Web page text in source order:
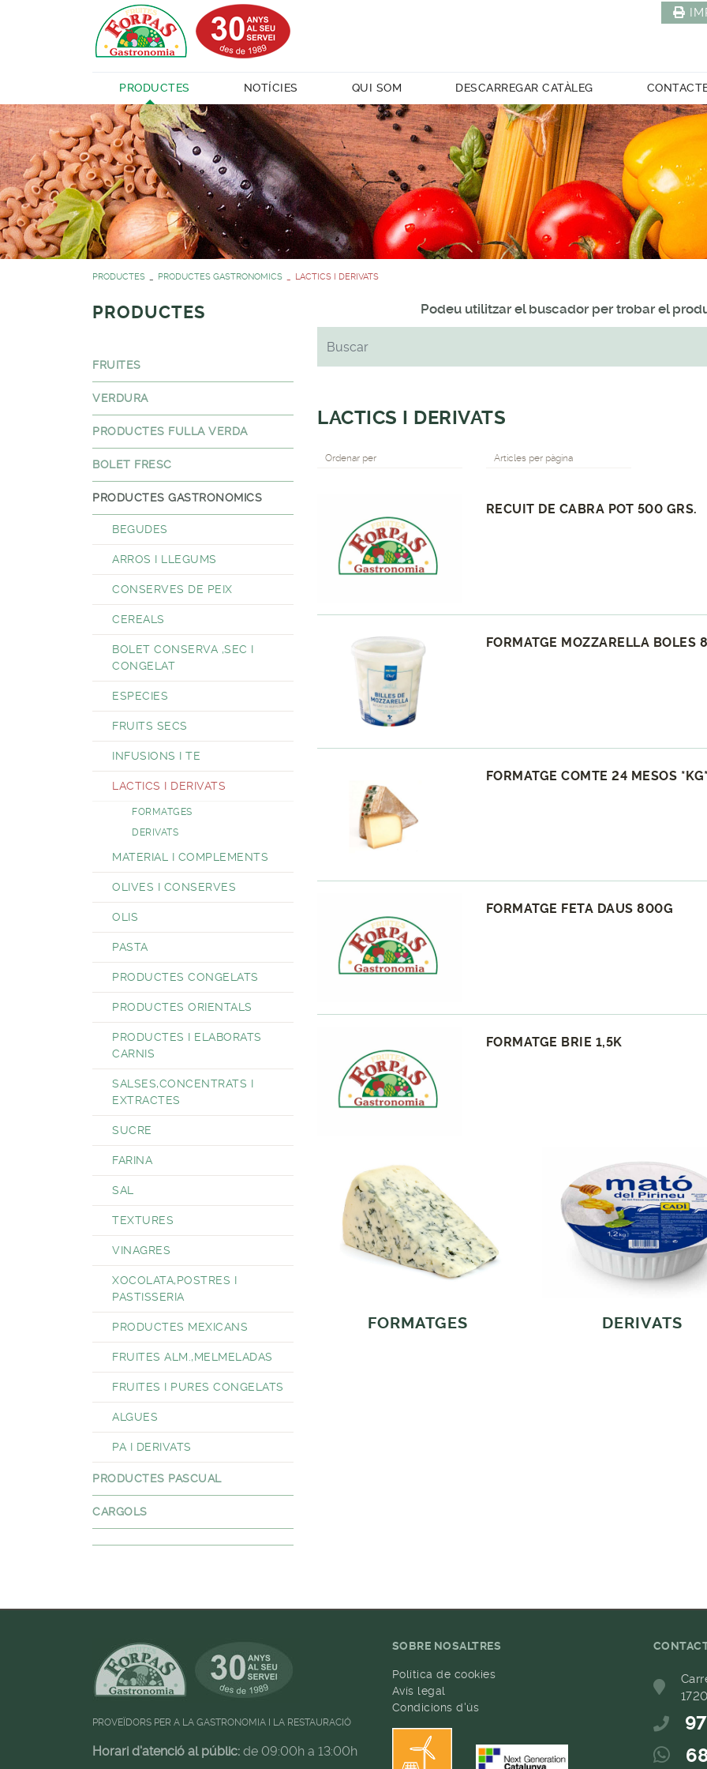
PRODUCTES NOTÍCIES QUI SOM DESCARREGAR CATÀLEG
PRODUCTES PRODUCTES GASTRONOMICS LACTICS I DERIVATS
PRODUCTES
FRUITES
VERDURA
PRODUCTES FULLA VERDA
BOLET FRESC
PRODUCTES GASTRONOMICS
BEGUDES
ARROS I LLEGUMS
CONSERVES DE PEIX
CEREALS
BOLET CONSERVA ,SEC I
CONGELAT
ESPECIES
FRUITS SECS
INFUSIONS I TE
LACTICS I DERIVATS
FORMATGES
DERIVATS
MATERIAL I COMPLEMENTS
OLIVES I CONSERVES
OLIS
PASTA
PRODUCTES CONGELATS
PRODUCTES ORIENTALS
PRODUCTES I ELABORATS
CARNIS
SALSES,CONCENTRATS I
EXTRACTES
SUCRE
FARINA
SAL
TEXTURES
VINAGRES
XOCOLATA,POSTRES I
PASTISSERIA
PRODUCTES MEXICANS
FRUITES ALM.,MELMELADAS
FRUITES I PURES CONGELATS
ALGUES
PA I DERIVATS
PRODUCTES PASCUAL
CARGOLS
Podeu utilitzar el buscador per trobar el
LACTICS I DERIVATS
Ordenar per Articles per pàgina
RECUIT DE CABRA POT 500 GRS.
FORMATGE MOZZARELLA BOLES
FORMATGE COMTE 24 MESOS
FORMATGE FETA DAUS 800G
FORMATGE BRIE 1,5K
FORMATGES DERIVATS
PROVEÏDORS PER A LA GASTRONOMIA I LA RESTAURACIÓ
Horari d'atenció al públic: de 09:00h a 13:00h
SOBRE NOSALTRES
Política de cookies
Avís legal
Condicions d'ús